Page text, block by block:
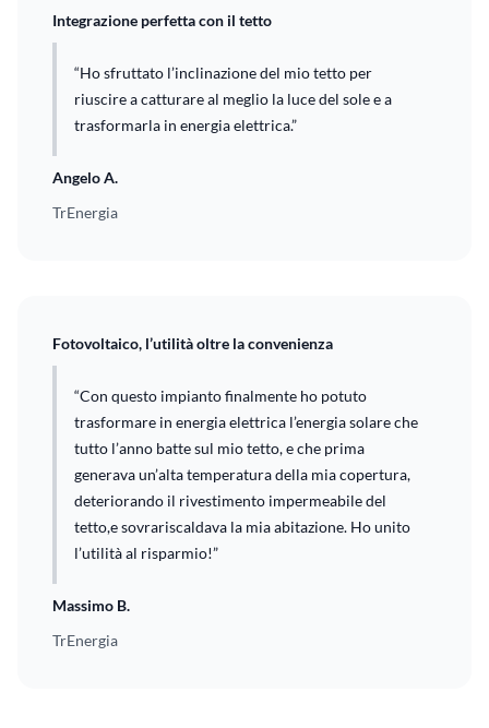
Integrazione perfetta con il tetto
“Ho sfruttato l’inclinazione del mio tetto per
riuscire a catturare al meglio la luce del sole e a
trasformarla in energia elettrica.”
Angelo A.
TrEnergia
Fotovoltaico, l’utilità oltre la convenienza
“Con questo impianto finalmente ho potuto
trasformare in energia elettrica l’energia solare che
tutto l’anno batte sul mio tetto, e che prima
generava un’alta temperatura della mia copertura,
deteriorando il rivestimento impermeabile del
tetto,e sovrariscaldava la mia abitazione. Ho unito
l’utilità al risparmio!”
Massimo B.
TrEnergia